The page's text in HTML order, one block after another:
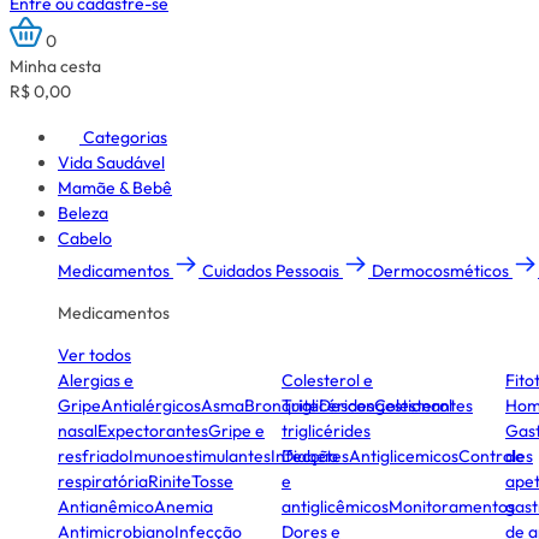
0
Minha cesta
R$ 0,00
Categorias
Vida Saudável
Mamãe & Bebê
Beleza
Cabelo
Medicamentos
Cuidados Pessoais Dermocosméticos
Medicamentos
Ver todos
Alergias e
GripeAntialérgicosAsmaBronquiteDescongestionantes
nasalExpectorantesGripe e
resfriadoImunoestimulantesInfecção
respiratóriaRiniteTosse
AntianêmicoAnemia
AntimicrobianoInfecção
Colesterol e
TriglicéridesColesterol
triglicérides
DiabetesAntiglicemicosControles
e
antiglicêmicosMonitoramentos
Dores e
de
de